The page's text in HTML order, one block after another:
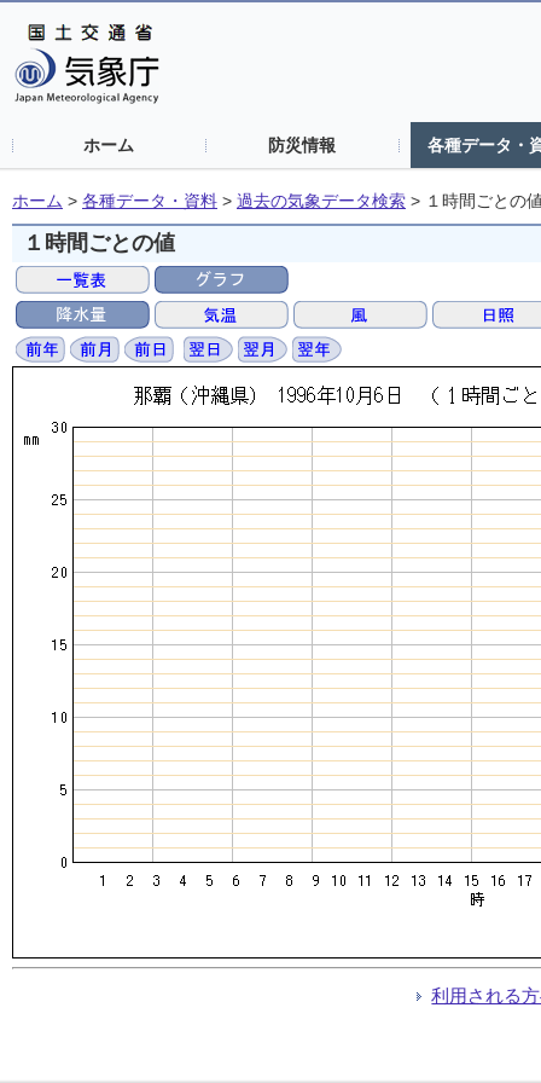
ホーム 防災情報 各種データ・
ホーム > 各種データ・資料 > 過去の気象データ検索 > １時間ごとの
１時間ごとの値
利用される